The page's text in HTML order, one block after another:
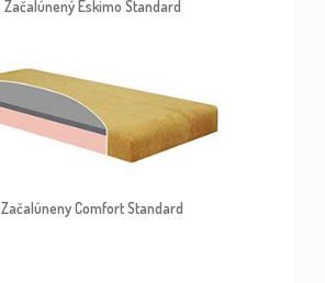
Začalúnený Eskimo Standard
Začalúneny Comfort Standard